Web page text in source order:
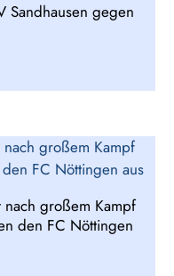
Sandhausen gegen
großem Kampf
den FC Nöttingen